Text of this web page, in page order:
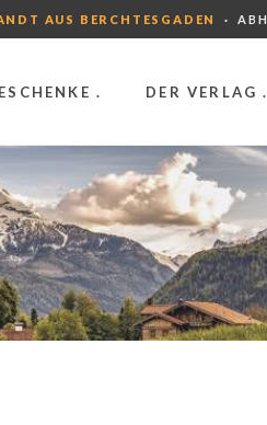
AUS BERCHTESGADEN ·
. DER VERLAG .